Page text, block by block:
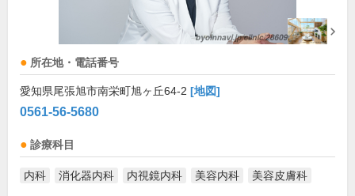
所在地・電話番号
愛知県尾張旭市南栄町旭ヶ丘64-2 [地図]
0561-56-5680
診療科目
内科 消化器内科 内視鏡内科 美容内科 美容皮膚科